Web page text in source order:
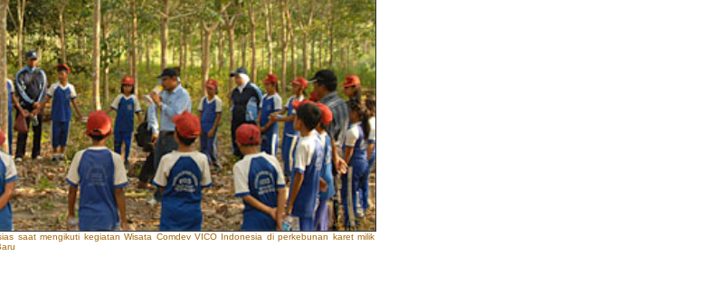
saat mengikuti kegiatan Wisata Comdev VICO Indonesia di perkebunan karet milik